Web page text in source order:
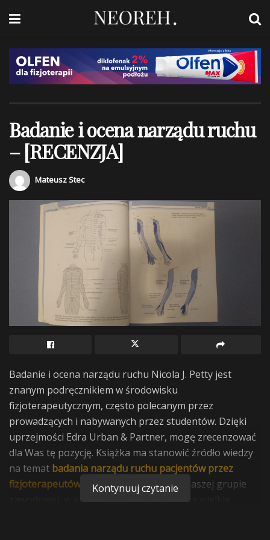
Badanie i ocena narządu ruchu
– [RECENZJA]
Mateusz Stec
Badanie i ocena narządu ruchu Nicola J. Petty jest
znanym podręcznikiem w środowisku
fizjoterapeutycznym, często polecanym przez
prowadzących i nabywanych przez studentów. Dzięki
uprzejmości Edra Urban & Partner, mogę zrecenzować
dla Was tę pozycję. Książka ma stanowić źródło wiedzy
na temat badania narządu ruchu pacjentów przez
fizjoterapeutów.
Jest więc dedykowana naszej grupie
Kontynuuj czytanie